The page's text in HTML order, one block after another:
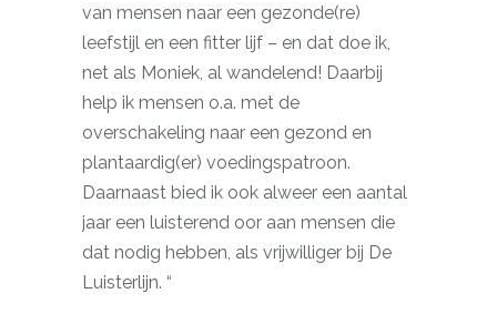
van mensen naar een gezonde(re)
leefstijl en een fitter lijf – en dat doe ik,
net als Moniek, al wandelend! Daarbij
help ik mensen o.a. met de
overschakeling naar een gezond en
plantaardig(er) voedingspatroon.
Daarnaast bied ik ook alweer een aantal
jaar een luisterend oor aan mensen die
dat nodig hebben, als vrijwilliger bij De
Luisterlijn. “